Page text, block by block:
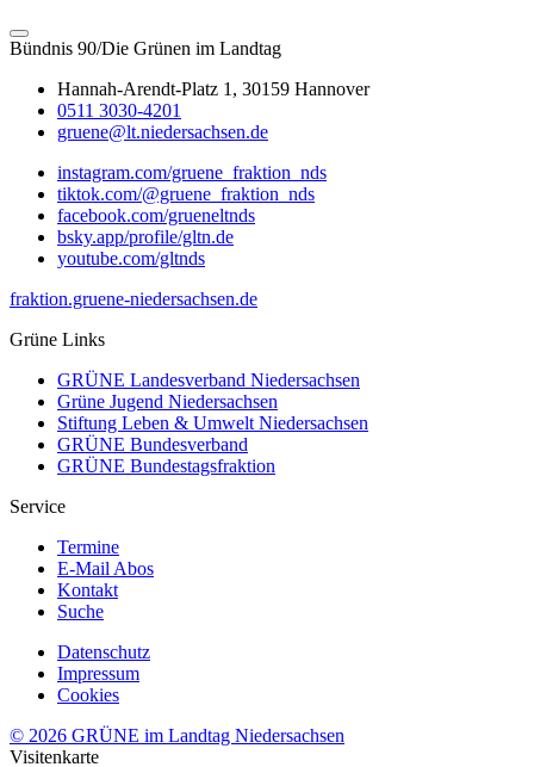
Bündnis 90/Die Grünen im Landtag
Hannah-Arendt-Platz 1, 30159 Hannover
0511 3030-4201
gruene@lt.niedersachsen.de
instagram.com/gruene_fraktion_nds
tiktok.com/@gruene_fraktion_nds
facebook.com/grueneltnds
bsky.app/profile/gltn.de
youtube.com/gltnds
fraktion.gruene-niedersachsen.de
Grüne Links
GRÜNE Landesverband Niedersachsen
Grüne Jugend Niedersachsen
Stiftung Leben & Umwelt Niedersachsen
GRÜNE Bundesverband
GRÜNE Bundestagsfraktion
Service
Termine
E-Mail Abos
Kontakt
Suche
Datenschutz
Impressum
Cookies
© 2026 GRÜNE im Landtag Niedersachsen
Visitenkarte